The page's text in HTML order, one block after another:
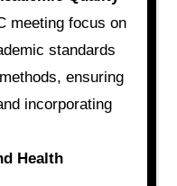
meeting focus on
standards
ensuring
incorporating
Health